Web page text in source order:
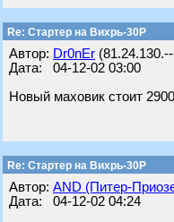
Re: Стартер на Вихрь-30Р
Автор: Dr0nEr
Дата: 04-12-02 03:00
Новый маховик стоит
Re: Стартер на Вихрь-30Р
Автор: AND (Питер-
Дата: 04-12-02 04:24